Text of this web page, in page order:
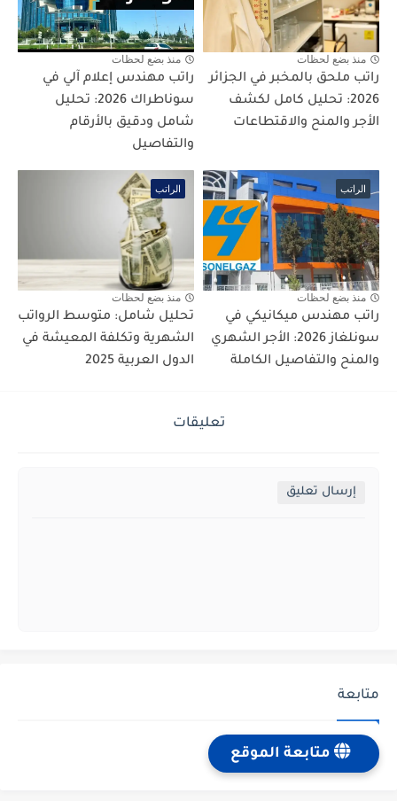
منذ بضع لحظات
راتب ملحق بالمخبر في الجزائر
2026: تحليل كامل لكشف
الأجر والمنح والاقتطاعات
منذ بضع لحظات
راتب مهندس إعلام آلي في
سوناطراك 2026: تحليل
شامل ودقيق بالأرقام
والتفاصيل
الراتب
منذ بضع لحظات
راتب مهندس ميكانيكي في
سونلغاز 2026: الأجر الشهري
والمنح والتفاصيل الكاملة
الراتب
منذ بضع لحظات
تحليل شامل: متوسط الرواتب
الشهرية وتكلفة المعيشة في
الدول العربية 2025
تعليقات
إرسال تعليق
متابعة
متابعة الموقع